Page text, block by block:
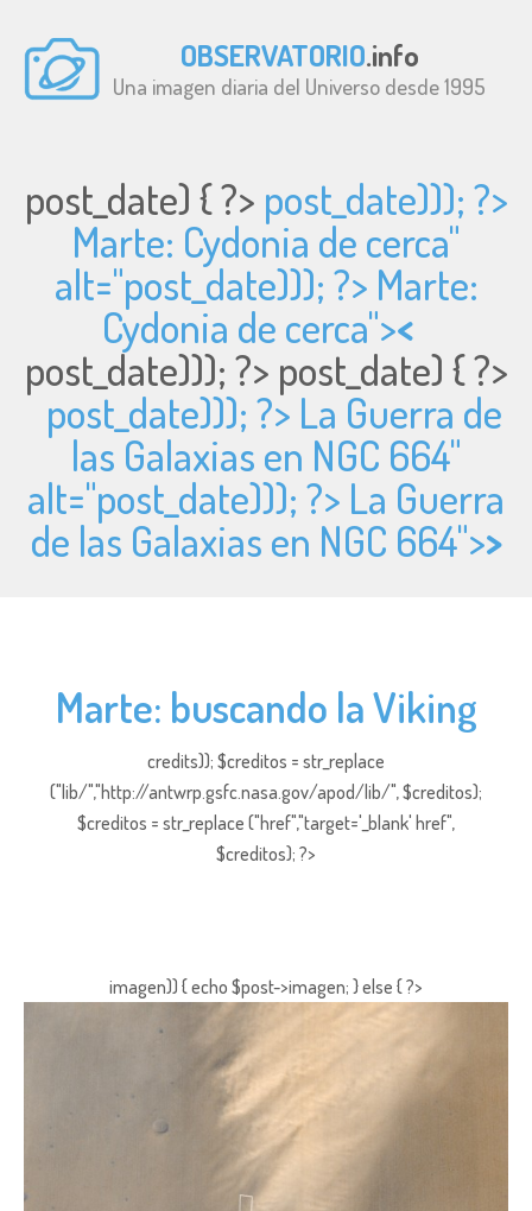
OBSERVATORIO.info
Una imagen diaria del Universo desde 1995
post_date) { ?> post_date))); ?>
Marte: Cydonia de cerca"
alt="post_date))); ?> Marte:
Cydonia de cerca"><
post_date))); ?> post_date) { ?>
post_date))); ?> La Guerra de
las Galaxias en NGC 664"
alt="post_date))); ?> La Guerra
de las Galaxias en NGC 664">>
Marte: buscando la Viking
credits)); $creditos = str_replace
("lib/","http://antwrp.gsfc.nasa.gov/apod/lib/", $creditos);
$creditos = str_replace ("href","target='_blank' href",
$creditos); ?>
imagen)) { echo $post->imagen; } else { ?>